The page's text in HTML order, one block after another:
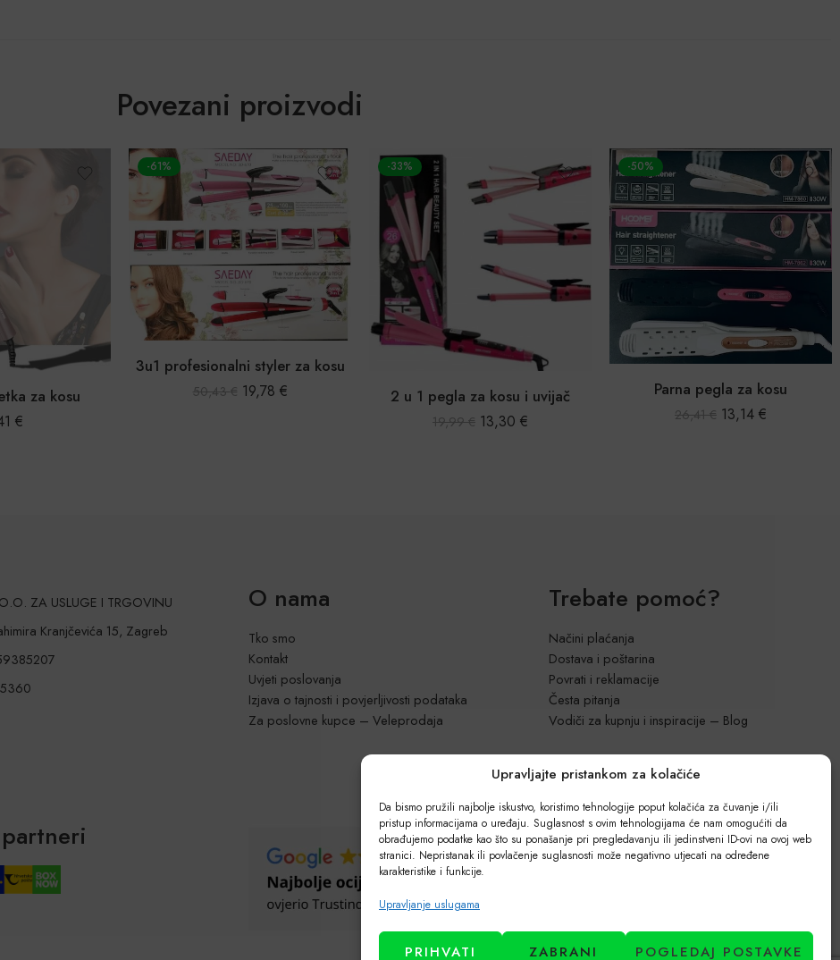
Upravljajte pristankom za kolačiće
Da bismo pružili najbolje iskustvo, koristimo tehnologije poput kolačića za čuvanje i/ili
pristup informacijama o uređaju. Suglasnost s ovim tehnologijama će nam omogućiti da
obrađujemo podatke kao što su ponašanje pri pregledavanju ili jedinstveni ID-ovi na ovoj web
stranici. Nepristanak ili povlačenje suglasnosti može negativno utjecati na određene
karakteristike i funkcije.
Upravljanje uslugama
PRIHVATI ZABRANI POGLEDAJ POSTAVKE
Povezani proizvodi
styler za kosu
19,78€
-33%
2 u 1 pegla za kosu i uvijač
-50%
Parna pegla za kosu
26,41 € 13,14 €
-33%
Uvijač za kosu na baterije
59,59€ 39,68€
ZA USLUGE I TRGOVINU
Kranjčevića 15, Zagreb
O nama
Tko smo
Kontakt
Uvjeti poslovanja
Izjava o tajnosti i povjerljivosti podataka
Za poslovne kupce – Veleprodaja
Trebate pomoć?
Načini plaćanja
Dostava i poštarina
Povrati i reklamacije
Česta pitanja
Vodiči za kupnju i inspiracije – Blog